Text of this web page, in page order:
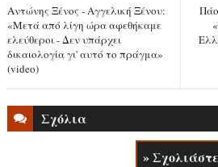
Αντώνης Ξένος - Αγγελική Ξένου:
«Μετά από λίγη ώρα αφεθήκαμε
ελεύθεροι - Δεν υπάρχει
δικαιολογία γι' αυτό το πράγμα»
(video)
Σχόλια
» Σχολιάστε